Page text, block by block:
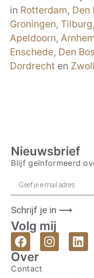
in Rotterdam, Den
Groningen, Tilburg,
Apeldoorn,
Enschede, Den
Dordrecht en
Nieuwsbrief
Blijf geïnformeerd
Schrijf je in ⟶
Volg mij
Over
Contact